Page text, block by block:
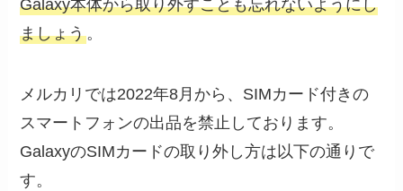
Galaxy本体から取り外すことも忘れないようにし
ましょう。
メルカリでは2022年8月から、SIMカード付きの
スマートフォンの出品を禁止しております。
GalaxyのSIMカードの取り外し方は以下の通りで
す。